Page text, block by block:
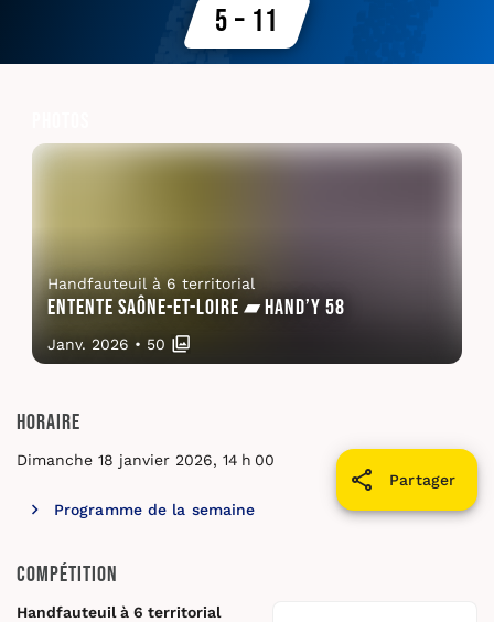
5 – 11
Handfauteuil à 6 territorial
Entente Saône-et-Loire ▰ Hand’y 58
Janv. 2026 • 50
Horaire
Partager
Dimanche 18 janvier 2026, 14 h 00
Programme de la semaine
Compétition
Handfauteuil à 6 territorial